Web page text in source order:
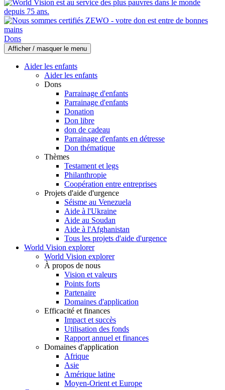
Dons
Afficher / masquer le menu
Aider les enfants
Aider les enfants
Dons
Parrainage d'enfants
Parrainage d'enfants
Donation
Don libre
don de cadeau
Parrainage d'enfants en détresse
Don thématique
Thèmes
Testament et legs
Philanthropie
Coopération entre entreprises
Projets d'aide d'urgence
Séisme au Venezuela
Aide à l'Ukraine
Aide au Soudan
Aide à l'Afghanistan
Tous les projets d'aide d'urgence
World Vision explorer
World Vision explorer
À propos de nous
Vision et valeurs
Points forts
Partenaire
Domaines d'application
Efficacité et finances
Impact et succès
Utilisation des fonds
Rapport annuel et finances
Domaines d'application
Afrique
Asie
Amérique latine
Moyen-Orient et Europe